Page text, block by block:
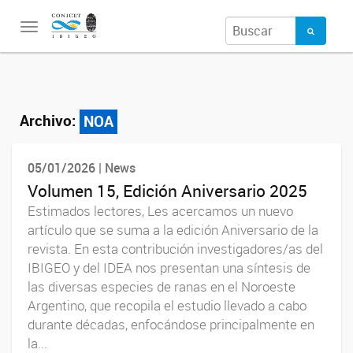
Toggle
Archivo: NOA
05/01/2026 | News
Volumen 15, Edición Aniversario 2025
Estimados lectores, Les acercamos un nuevo
artículo que se suma a la edición Aniversario de la
revista. En esta contribución investigadores/as del
IBIGEO y del IDEA nos presentan una síntesis de
las diversas especies de ranas en el Noroeste
Argentino, que recopila el estudio llevado a cabo
durante décadas, enfocándose principalmente en
la...